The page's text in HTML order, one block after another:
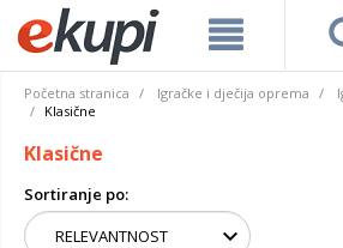
Početna stranica Igračke i dječija oprema
Klasične
Klasične
Sortiranje po: